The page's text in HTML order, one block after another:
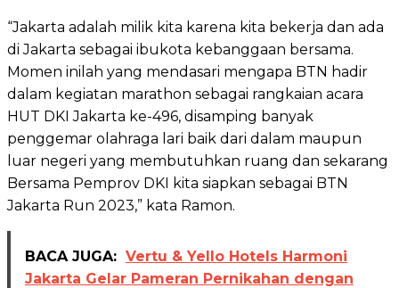
“Jakarta adalah milik kita karena kita bekerja dan ada
di Jakarta sebagai ibukota kebanggaan bersama.
Momen inilah yang mendasari mengapa BTN hadir
dalam kegiatan marathon sebagai rangkaian acara
HUT DKI Jakarta ke-496, disamping banyak
penggemar olahraga lari baik dari dalam maupun
luar negeri yang membutuhkan ruang dan sekarang
Bersama Pemprov DKI kita siapkan sebagai BTN
Jakarta Run 2023,” kata Ramon.
BACA JUGA: Vertu & Yello Hotels Harmoni
Jakarta Gelar Pameran Pernikahan dengan